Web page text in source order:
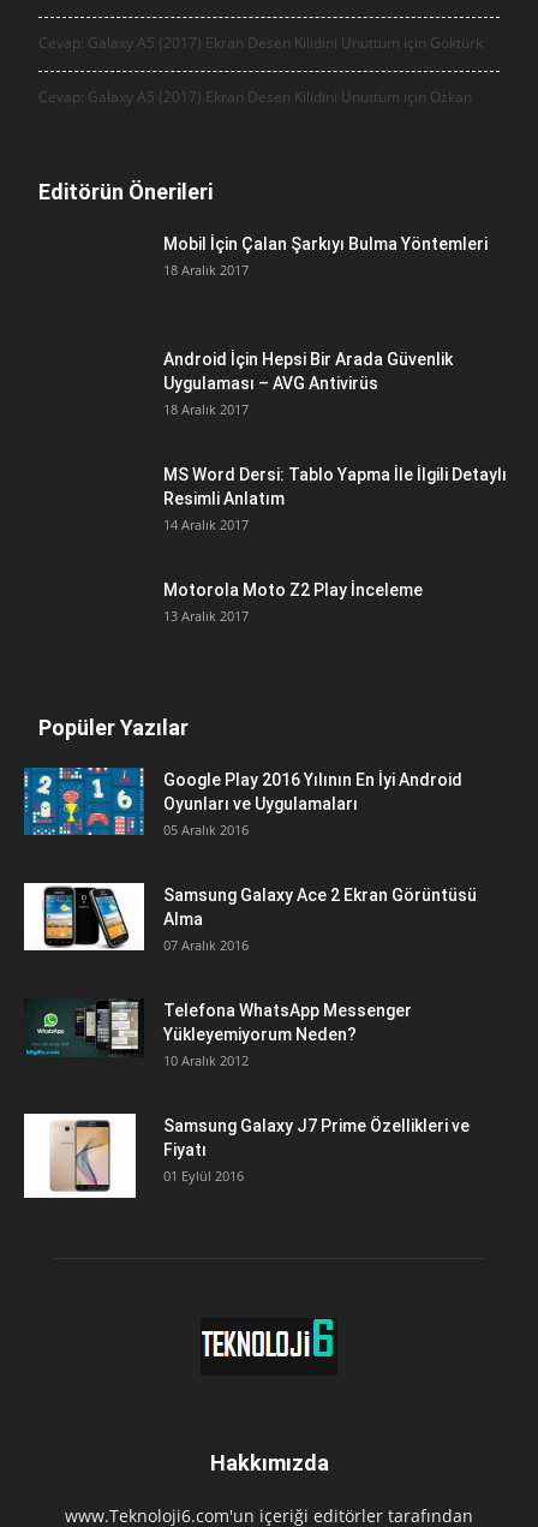
Cevap: Galaxy A5 (2017) Ekran Desen Kilidini Unuttum için Göktürk
Cevap: Galaxy A5 (2017) Ekran Desen Kilidini Unuttum için Özkan
Editörün Önerileri
Mobil İçin Çalan Şarkıyı Bulma Yöntemleri
18 Aralık 2017
Android İçin Hepsi Bir Arada Güvenlik
Uygulaması – AVG Antivirüs
18 Aralık 2017
MS Word Dersi: Tablo Yapma İle İlgili Detaylı
Resimli Anlatım
14 Aralık 2017
Motorola Moto Z2 Play İnceleme
13 Aralık 2017
Popüler Yazılar
Google Play 2016 Yılının En İyi Android
Oyunları ve Uygulamaları
05 Aralık 2016
Samsung Galaxy Ace 2 Ekran Görüntüsü
Alma
07 Aralık 2016
Telefona WhatsApp Messenger
Yükleyemiyorum Neden?
10 Aralık 2012
Samsung Galaxy J7 Prime Özellikleri ve
Fiyatı
01 Eylül 2016
Hakkımızda
www.Teknoloji6.com'un içeriği editörler tarafından